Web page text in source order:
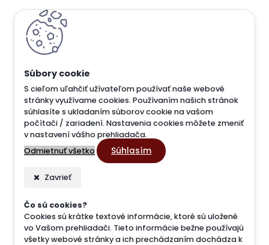
S cieľom uľahčiť užívateľom používať naše webové
stránky využívame cookies. Používaním našich stránok
súhlasíte s ukladaním súborov cookie na vašom
počítači / zariadení. Nastavenia cookies môžete zmeniť
v nastavení vášho prehliadača.
Odmietnuť všetko
Súhlasím
Zavrieť
Čo sú cookies?
Cookies sú krátke textové informácie, ktoré sú uložené
vo Vašom prehliadači. Tieto informácie bežne používajú
všetky webové stránky a ich prechádzaním dochádza k